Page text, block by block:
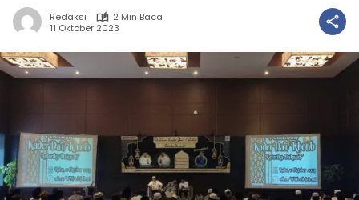
Redaksi
2 Min Baca
11 Oktober 2023